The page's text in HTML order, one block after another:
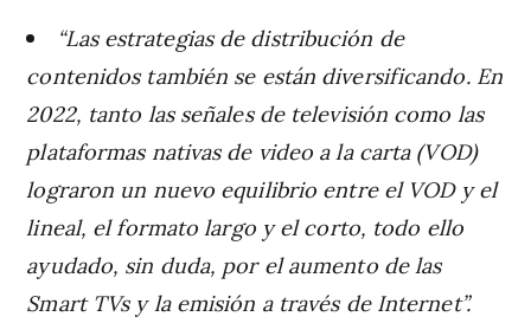
“Las estrategias de distribución de
contenidos también se están diversificando. En
2022, tanto las señales de televisión como las
plataformas nativas de video a la carta (VOD)
lograron un nuevo equilibrio entre el VOD y el
lineal, el formato largo y el corto, todo ello
ayudado, sin duda, por el aumento de las
Smart TVs y la emisión a través de Internet”.